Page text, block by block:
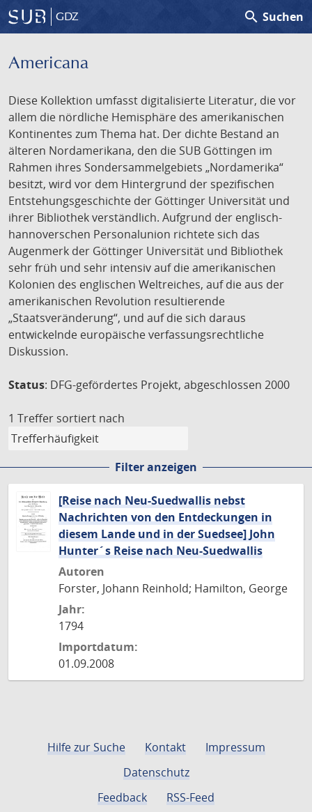
GDZ search Suchen
Americana
Diese Kollektion umfasst digitalisierte Literatur, die vor
allem die nördliche Hemisphäre des amerikanischen
Kontinentes zum Thema hat. Der dichte Bestand an
älteren Nordamerikana, den die SUB Göttingen im
Rahmen ihres Sondersammelgebiets „Nordamerika“
besitzt, wird vor dem Hintergrund der spezifischen
Entstehungsgeschichte der Göttinger Universität und
ihrer Bibliothek verständlich. Aufgrund der englisch-
hannoverschen Personalunion richtete sich das
Augenmerk der Göttinger Universität und Bibliothek
sehr früh und sehr intensiv auf die amerikanischen
Kolonien des englischen Weltreiches, auf die aus der
amerikanischen Revolution resultierende
„Staatsveränderung“, und auf die sich daraus
entwickelnde europäische verfassungsrechtliche
Diskussion.
Status: DFG-gefördertes Projekt, abgeschlossen 2000
1 Treffer sortiert nach
Filter anzeigen
[Reise nach Neu-Suedwallis nebst
Nachrichten von den Entdeckungen in
diesem Lande und in der Suedsee] John
Hunter´s Reise nach Neu-Suedwallis
Autoren
Forster, Johann Reinhold; Hamilton, George
Jahr:
1794
Importdatum:
01.09.2008
Hilfe zur Suche Kontakt
Impressum
Datenschutz
Feedback
RSS-Feed